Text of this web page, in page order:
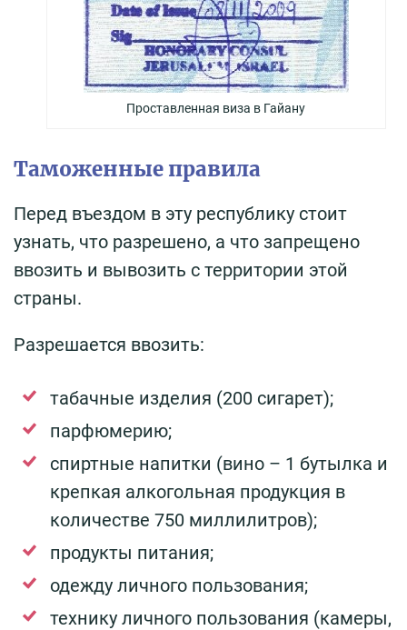
Проставленная виза в Гайану
Таможенные правила
Перед въездом в эту республику стоит
узнать, что разрешено, а что запрещено
ввозить и вывозить с территории этой
страны.
Разрешается ввозить:
табачные изделия (200 сигарет);
парфюмерию;
спиртные напитки (вино – 1 бутылка и
крепкая алкогольная продукция в
количестве 750 миллилитров);
продукты питания;
одежду личного пользования;
технику личного пользования (камеры,